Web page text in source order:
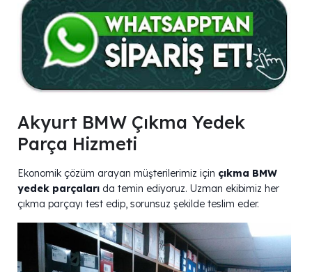
Akyurt BMW Çıkma Yedek
Parça Hizmeti
Ekonomik çözüm arayan müşterilerimiz için çıkma BMW
yedek parçaları da temin ediyoruz. Uzman ekibimiz her
çıkma parçayı test edip, sorunsuz şekilde teslim eder.